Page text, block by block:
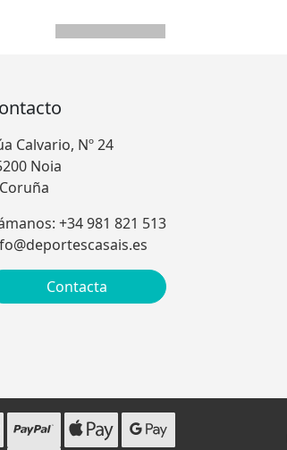
Calvario, Nº 24
Noia
+34 981 821 513
Contacta